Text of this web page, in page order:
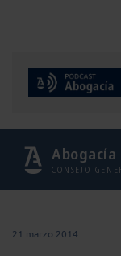
Abogacía
CONSEJO
21 marzo 2014